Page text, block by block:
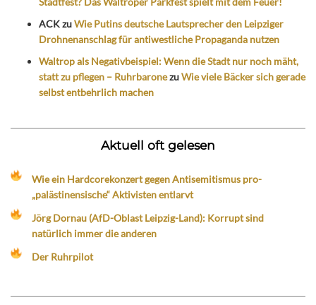
ACKzuWie Putins deutsche Lautsprecher den Leipziger
Drohnenanschlag für antiwestliche Propaganda nutzen
Waltrop als Negativbeispiel: Wenn die Stadt nur noch mäht,
statt zu pflegen – RuhrbaronezuWie viele Bäcker sich gerade
selbst entbehrlich machen
Aktuell oft gelesen
Wie ein Hardcorekonzert gegen Antisemitismus pro-
„palästinensische“ Aktivisten entlarvt
Jörg Dornau (AfD-Oblast Leipzig-Land): Korrupt sind
natürlich immer die anderen
Der Ruhrpilot